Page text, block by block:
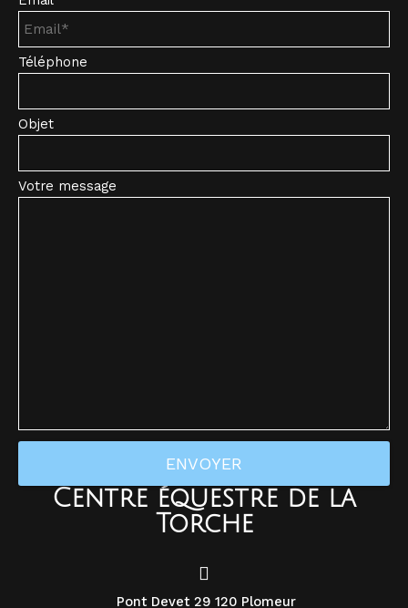
Centre équestre de la
Torche
Pont Devet 29 120 Plomeur
Téléphone
Objet
Votre message